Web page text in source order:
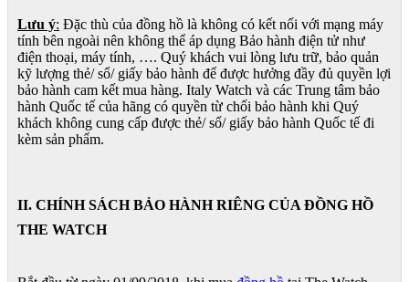
Lưu ý: Đặc thù của đồng hồ là không có kết nối với mạng máy
tính bên ngoài nên không thể áp dụng Bảo hành điện tử như
điện thoại, máy tính, …. Quý khách vui lòng lưu trữ, bảo quản
kỹ lượng thẻ/ sổ/ giấy bảo hành để được hưởng đầy đủ quyền lợi
bảo hành cam kết mua hàng. Italy Watch và các Trung tâm bảo
hành Quốc tế của hãng có quyền từ chối bảo hành khi Quý
khách không cung cấp được thẻ/ sổ/ giấy bảo hành Quốc tế đi
kèm sản phẩm.
II. CHÍNH SÁCH BẢO HÀNH RIÊNG CỦA ĐỒNG HỒ
THE WATCH